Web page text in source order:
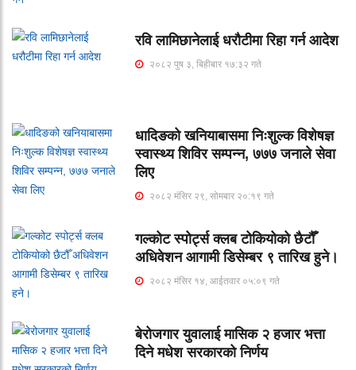
रवि लामिछानेलाई धरौटीमा रिहा गर्न आदेश
२०८२ पुष ३, बिहीबार १७:३२ गते
धादिङको खनियाबासमा निःशुल्क विशेषज्ञ
स्वास्थ्य शिविर सम्पन्न, ७७७ जनाले सेवा
लिए
२०८२ मंसिर २९, सोमबार २०:१९ गते
गल्कोट स्पोर्ट्स क्लब टोकियोको छैटौँ
अधिवेशन आगामी डिसेम्बर ९ तारिख हुने।
२०८२ मंसिर १४, आईतवार ०५:०९ गते
बेरोजगार युवालाई मासिक २ हजार भत्ता
दिने मधेश सरकारको निर्णय